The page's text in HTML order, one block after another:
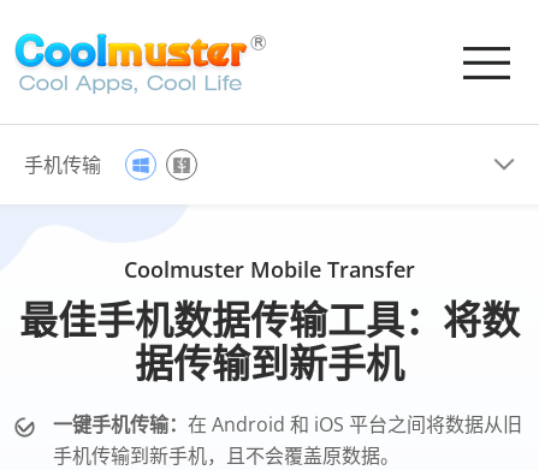
手机传输
Coolmuster Mobile Transfer
最佳手机数据传输工具：将数
据传输到新手机
一键手机传输： 在 Android 和 iOS 平台之间将数据从旧
手机传输到新手机，且不会覆盖原数据。